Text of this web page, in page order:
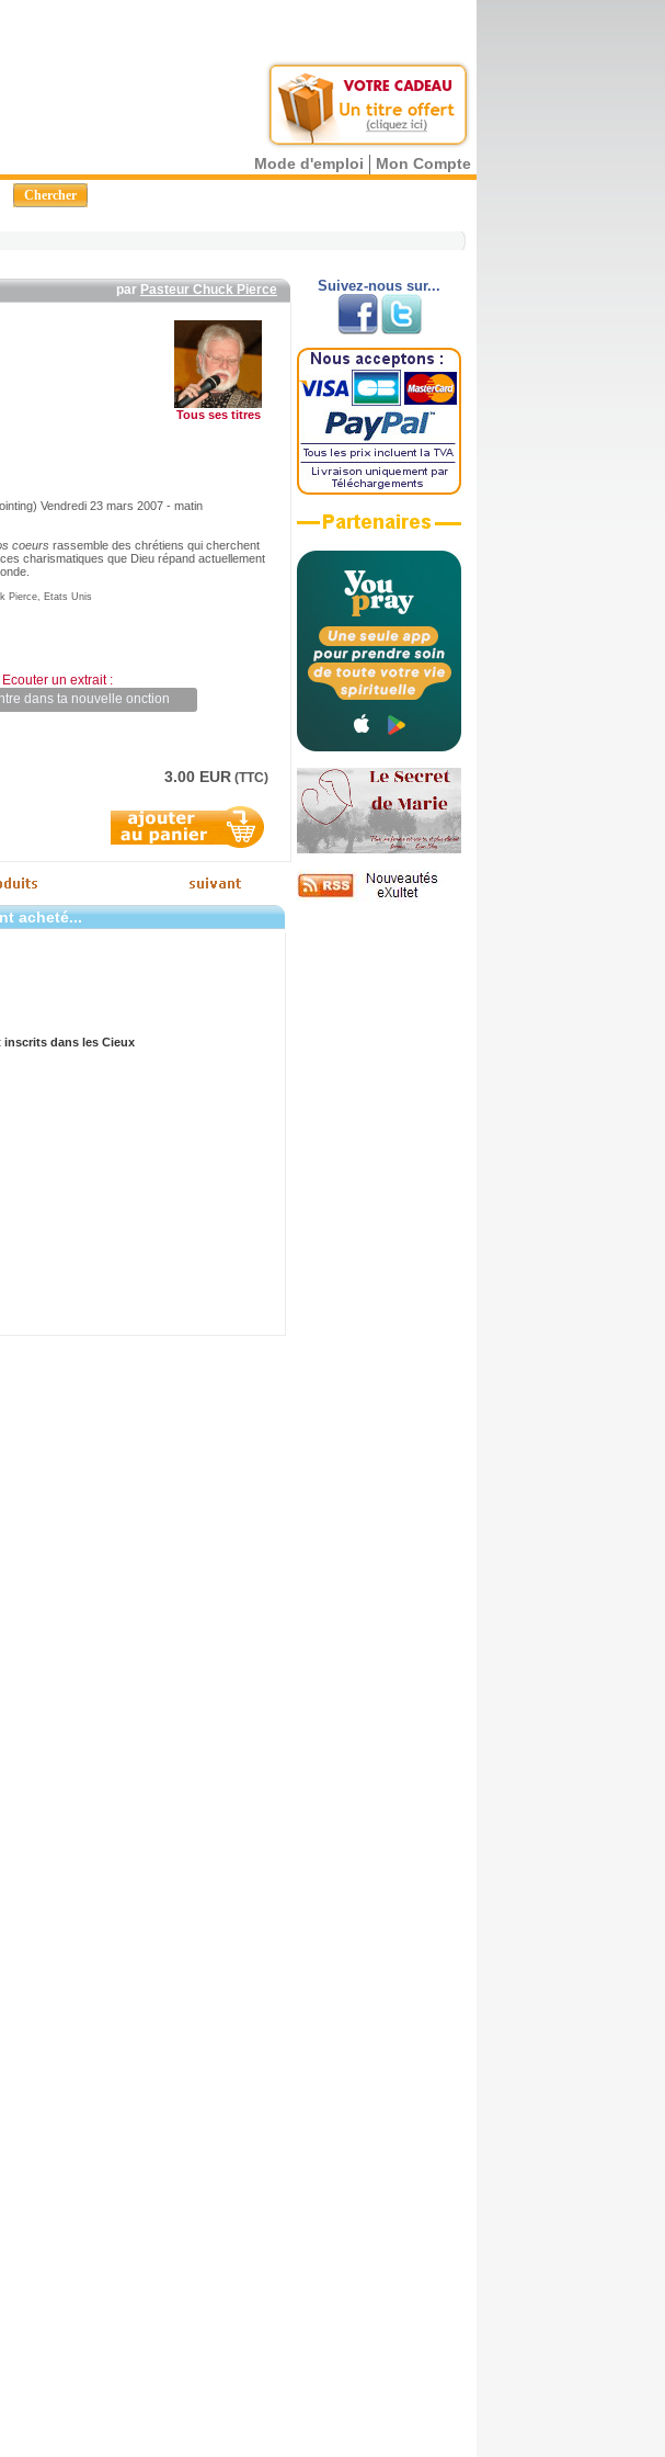
Mode d'emploi Mon Compte
par Pasteur Chuck Pierce
Tous ses titres
Vendredi 23 mars 2007 - matin
coeurs rassemble des chrétiens qui cherchent
charismatiques que Dieu répand actuellement
Pierce, Etats Unis
Ecouter un extrait :
dans ta nouvelle onction
3.00 EUR (TTC)
acheté...
dans les Cieux
Suivez-nous sur...